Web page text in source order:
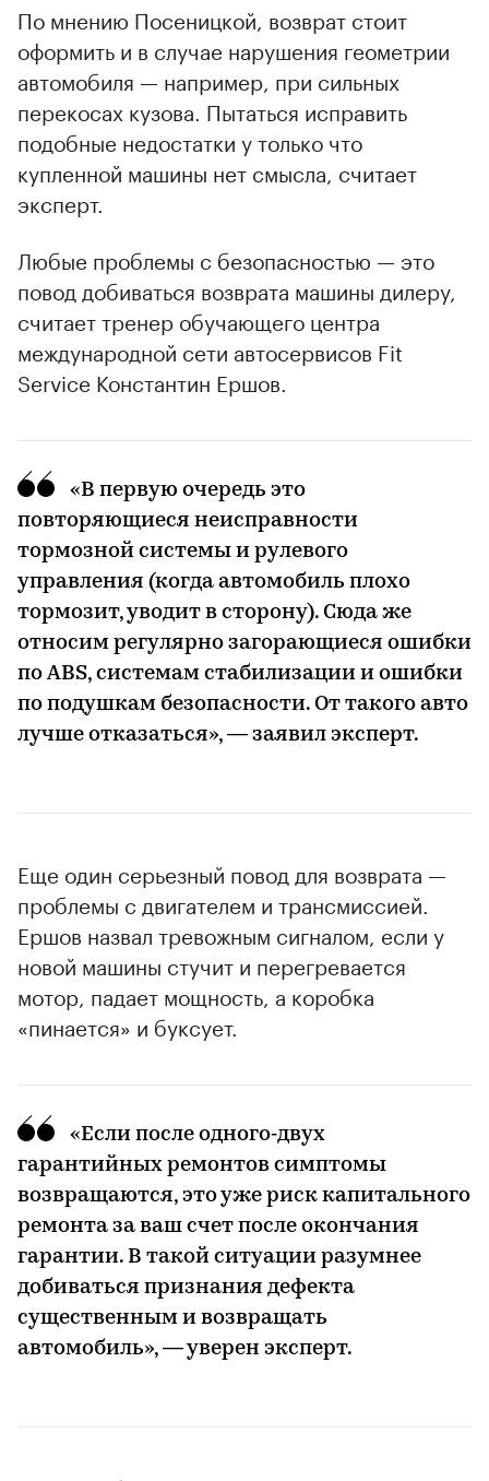
По мнению Посеницкой, возврат стоит
оформить и в случае нарушения геометрии
автомобиля — например, при сильных
перекосах кузова. Пытаться исправить
подобные недостатки у только что
купленной машины нет смысла, считает
эксперт.
Любые проблемы с безопасностью — это
повод добиваться возврата машины дилеру,
считает тренер обучающего центра
международной сети автосервисов Fit
Service Константин Ершов.
«В первую очередь это
повторяющиеся неисправности
тормозной системы и рулевого
управления (когда автомобиль плохо
тормозит, уводит в сторону). Сюда же
относим регулярно загорающиеся ошибки
по ABS, системам стабилизации и ошибки
по подушкам безопасности. От такого авто
лучше отказаться», — заявил эксперт.
Еще один серьезный повод для возврата —
проблемы с двигателем и трансмиссией.
Ершов назвал тревожным сигналом, если у
новой машины стучит и перегревается
мотор, падает мощность, а коробка
«пинается» и буксует.
«Если после одного‑двух
гарантийных ремонтов симптомы
возвращаются, это уже риск капитального
ремонта за ваш счет после окончания
гарантии. В такой ситуации разумнее
добиваться признания дефекта
существенным и возвращать
автомобиль», — уверен эксперт.